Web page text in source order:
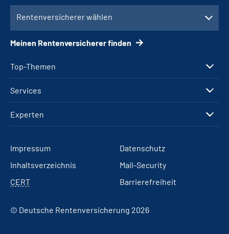
Top-Themen
Services
Experten
Rentenversicherer wählen
Meinen Rentenversicherer finden
Impressum
Datenschutz
Inhaltsverzeichnis
Mail-Security
CERT
Barrierefreiheit
© Deutsche Rentenversicherung 2026